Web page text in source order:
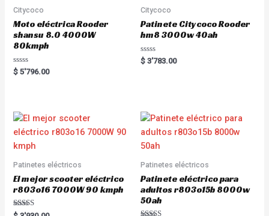
5
Citycoco
Moto eléctrica Rooder
shansu 8.0 4000W
80kmph
R
a
o
u
o
f
5
$ 5'796.00
Citycoco
Patinete Citycoco Rooder
hm8 3000w 40ah
R
a
u
t
f
$ 3'783.00
Patinetes eléctricos
El mejor scooter eléctrico
r803o16 7000W 90 kmph
Rated
Patinetes eléctricos
Patinete eléctrico para
adultos r803o15b 8000w
50ah